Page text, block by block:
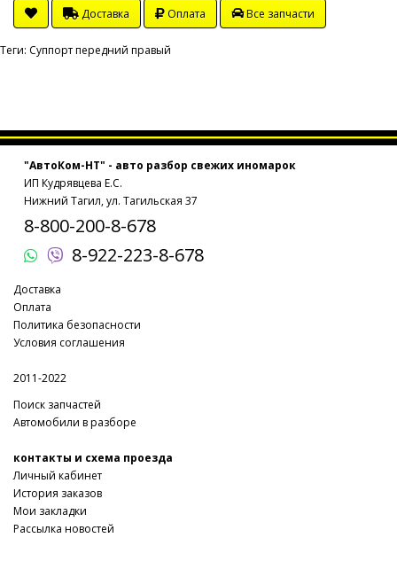
Доставка Оплата Все запчасти
Теги: Суппорт передний правый
"АвтоКом-НТ" - авто разбор свежих иномарок
ИП Кудрявцева Е.С.
Нижний Тагил, ул. Тагильская 37
8-800-200-8-678
8-922-223-8-678
Доставка
Оплата
Политика безопасности
Условия соглашения
2011-2022
Поиск запчастей
Автомобили в разборе
контакты и схема проезда
Личный кабинет
История заказов
Мои закладки
Рассылка новостей